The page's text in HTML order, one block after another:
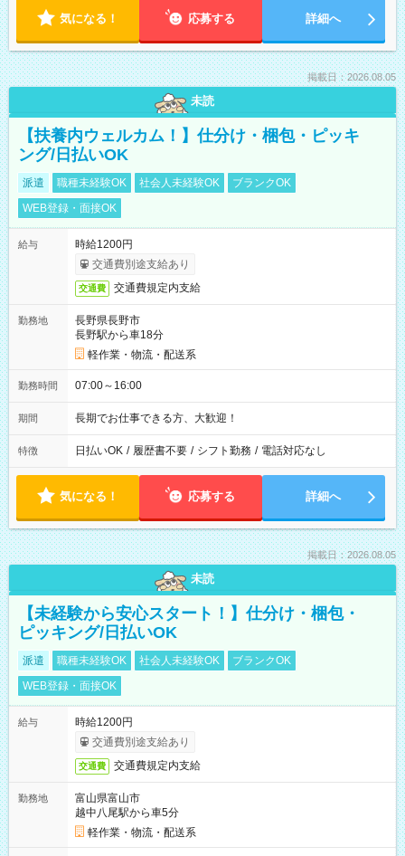
気になる！ 応募する 詳細へ
掲載日：2026.08.05
未読
【扶養内ウェルカム！】仕分け・梱包・ピッキ
ング/日払いOK
派遣 職種未経験OK 社会人未経験OK
ブランクOK
WEB登録・面接OK
給与
時給1200円
交通費別途支給あり
交通費 交通費規定内支給
勤務地
長野県長野市
長野駅から車18分
軽作業・物流・配送系
勤務時間 07:00～16:00
期間 長期でお仕事できる方、大歓迎！
特徴 日払いOK / 履歴書不要 / シフト勤務 / 電話対応なし
気になる！ 応募する 詳細へ
掲載日：2026.08.05
未読
【未経験から安心スタート！】仕分け・梱包・
ピッキング/日払いOK
派遣 職種未経験OK 社会人未経験OK
ブランクOK
WEB登録・面接OK
給与
時給1200円
交通費別途支給あり
交通費 交通費規定内支給
勤務地
富山県富山市
越中八尾駅から車5分
軽作業・物流・配送系